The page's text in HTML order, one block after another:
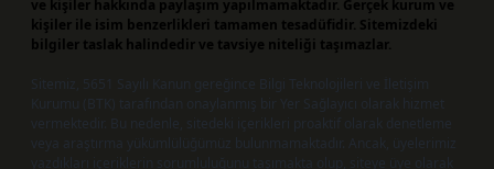
ve kişiler hakkında paylaşım yapılmamaktadır. Gerçek kurum ve
kişiler ile isim benzerlikleri tamamen tesadüfidir. Sitemizdeki
bilgiler taslak halindedir ve tavsiye niteliği taşımazlar.
Sitemiz, 5651 Sayılı Kanun gereğince Bilgi Teknolojileri ve İletişim
Kurumu (BTK) tarafından onaylanmış bir Yer Sağlayıcı olarak hizmet
vermektedir. Bu nedenle, sitedeki içerikleri proaktif olarak denetleme
veya araştırma yükümlülüğümüz bulunmamaktadır. Ancak, üyelerimiz
yazdıkları içeriklerin sorumluluğunu taşımakta olup, siteye üye olarak